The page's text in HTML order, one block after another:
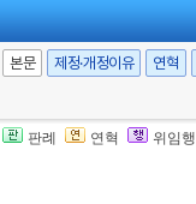
법개정]
본문 제정·개정이유 연혁
판례 연혁 위임
위원회에 보
그 보험회사
다. <개정